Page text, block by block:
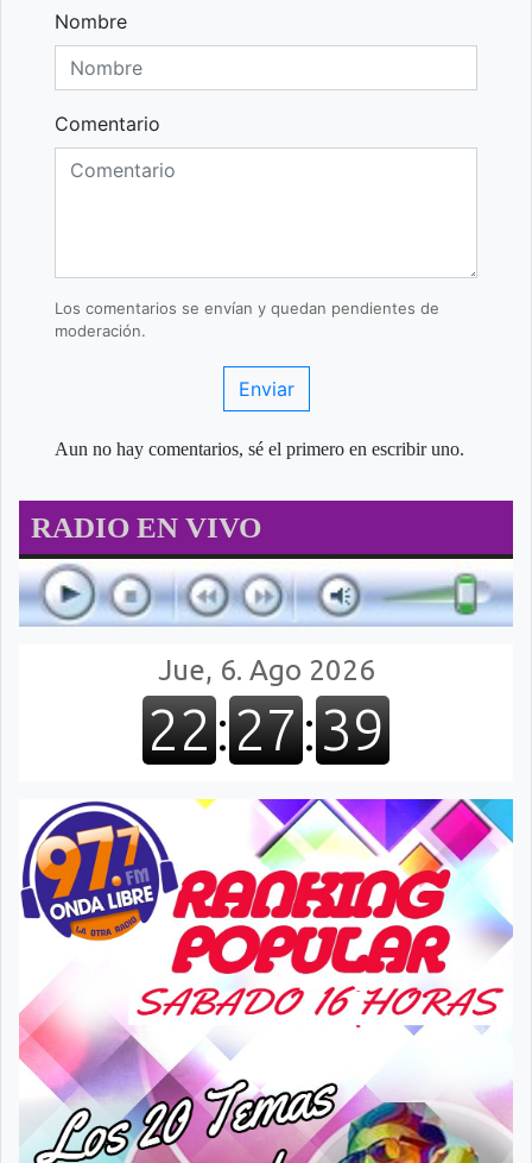
Nombre
Comentario
Los comentarios se envían y quedan pendientes de
moderación.
Enviar
Aun no hay comentarios, sé el primero en escribir uno.
RADIO EN VIVO